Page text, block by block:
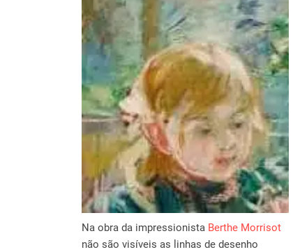
Na obra da impressionista Berthe Morrisot
não são visíveis as linhas de desenho